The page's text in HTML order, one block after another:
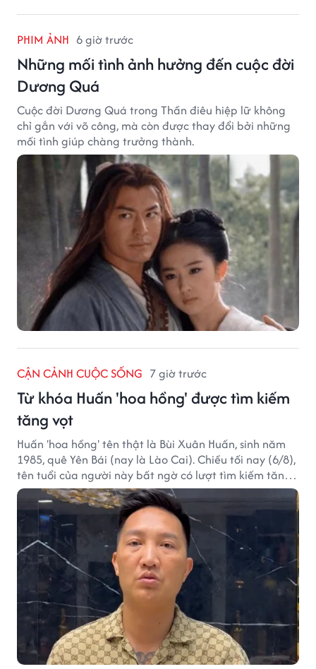
PHIM ẢNH 6 giờ trước
Những mối tình ảnh hưởng đến cuộc đời
Dương Quá
Cuộc đời Dương Quá trong Thần điêu hiệp lữ không
chỉ gắn với võ công, mà còn được thay đổi bởi những
mối tình giúp chàng trưởng thành.
CẬN CẢNH CUỘC SỐNG 7 giờ trước
Từ khóa Huấn 'hoa hồng' được tìm kiếm
tăng vọt
Huấn 'hoa hồng' tên thật là Bùi Xuân Huấn, sinh năm
1985, quê Yên Bái (nay là Lào Cai). Chiều tối nay (6/8),
tên tuổi của người này bất ngờ có lượt tìm kiếm tăng
vọt.